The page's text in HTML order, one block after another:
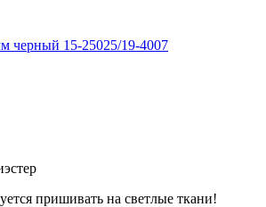
черный 15-25025/19-4007
пришивать на светлые ткани!